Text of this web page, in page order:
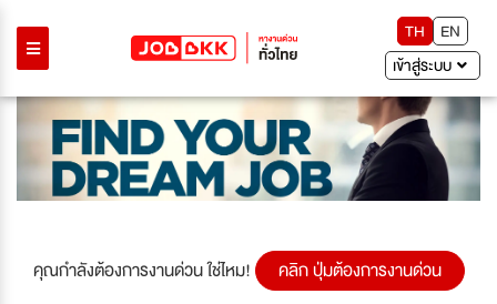
TH
EN
เข้าสู่ระบบ
คุณกำลังต้องการงานด่วน ใช่ไหม! คลิก ปุ่มต้องการงานด่วน